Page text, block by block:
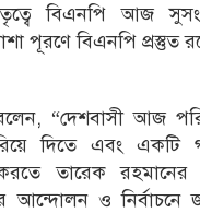
বিএনপি আজ
পূরণে বিএনপি প্রস্তুত
“দেশবাসী আজ
দিতে এবং একটি
করতে তারেক রহমানের
আন্দোলন ও নির্বাচনে